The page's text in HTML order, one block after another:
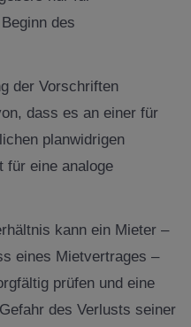
des
der Vorschriften
dass es an einer für
planwidrigen
für eine analoge
kann ein Mieter –
eines Mietvertrages –
prüfen und eine
des Verlusts seiner